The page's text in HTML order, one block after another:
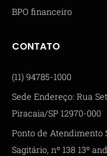
BPO financeiro
CONTATO
(11) 94785-1000
Sede Endereço: Rua
Piracaia/SP 12970-000
Ponto de Atendimento
Sagitário, nº 138 13º